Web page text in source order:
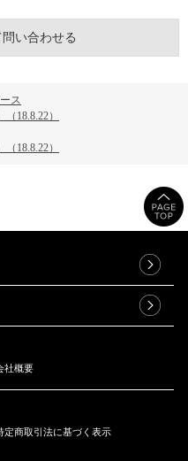
い合わせる
ス
18.8.22）
18.8.22）
社概要
定商取引法に基づく表示